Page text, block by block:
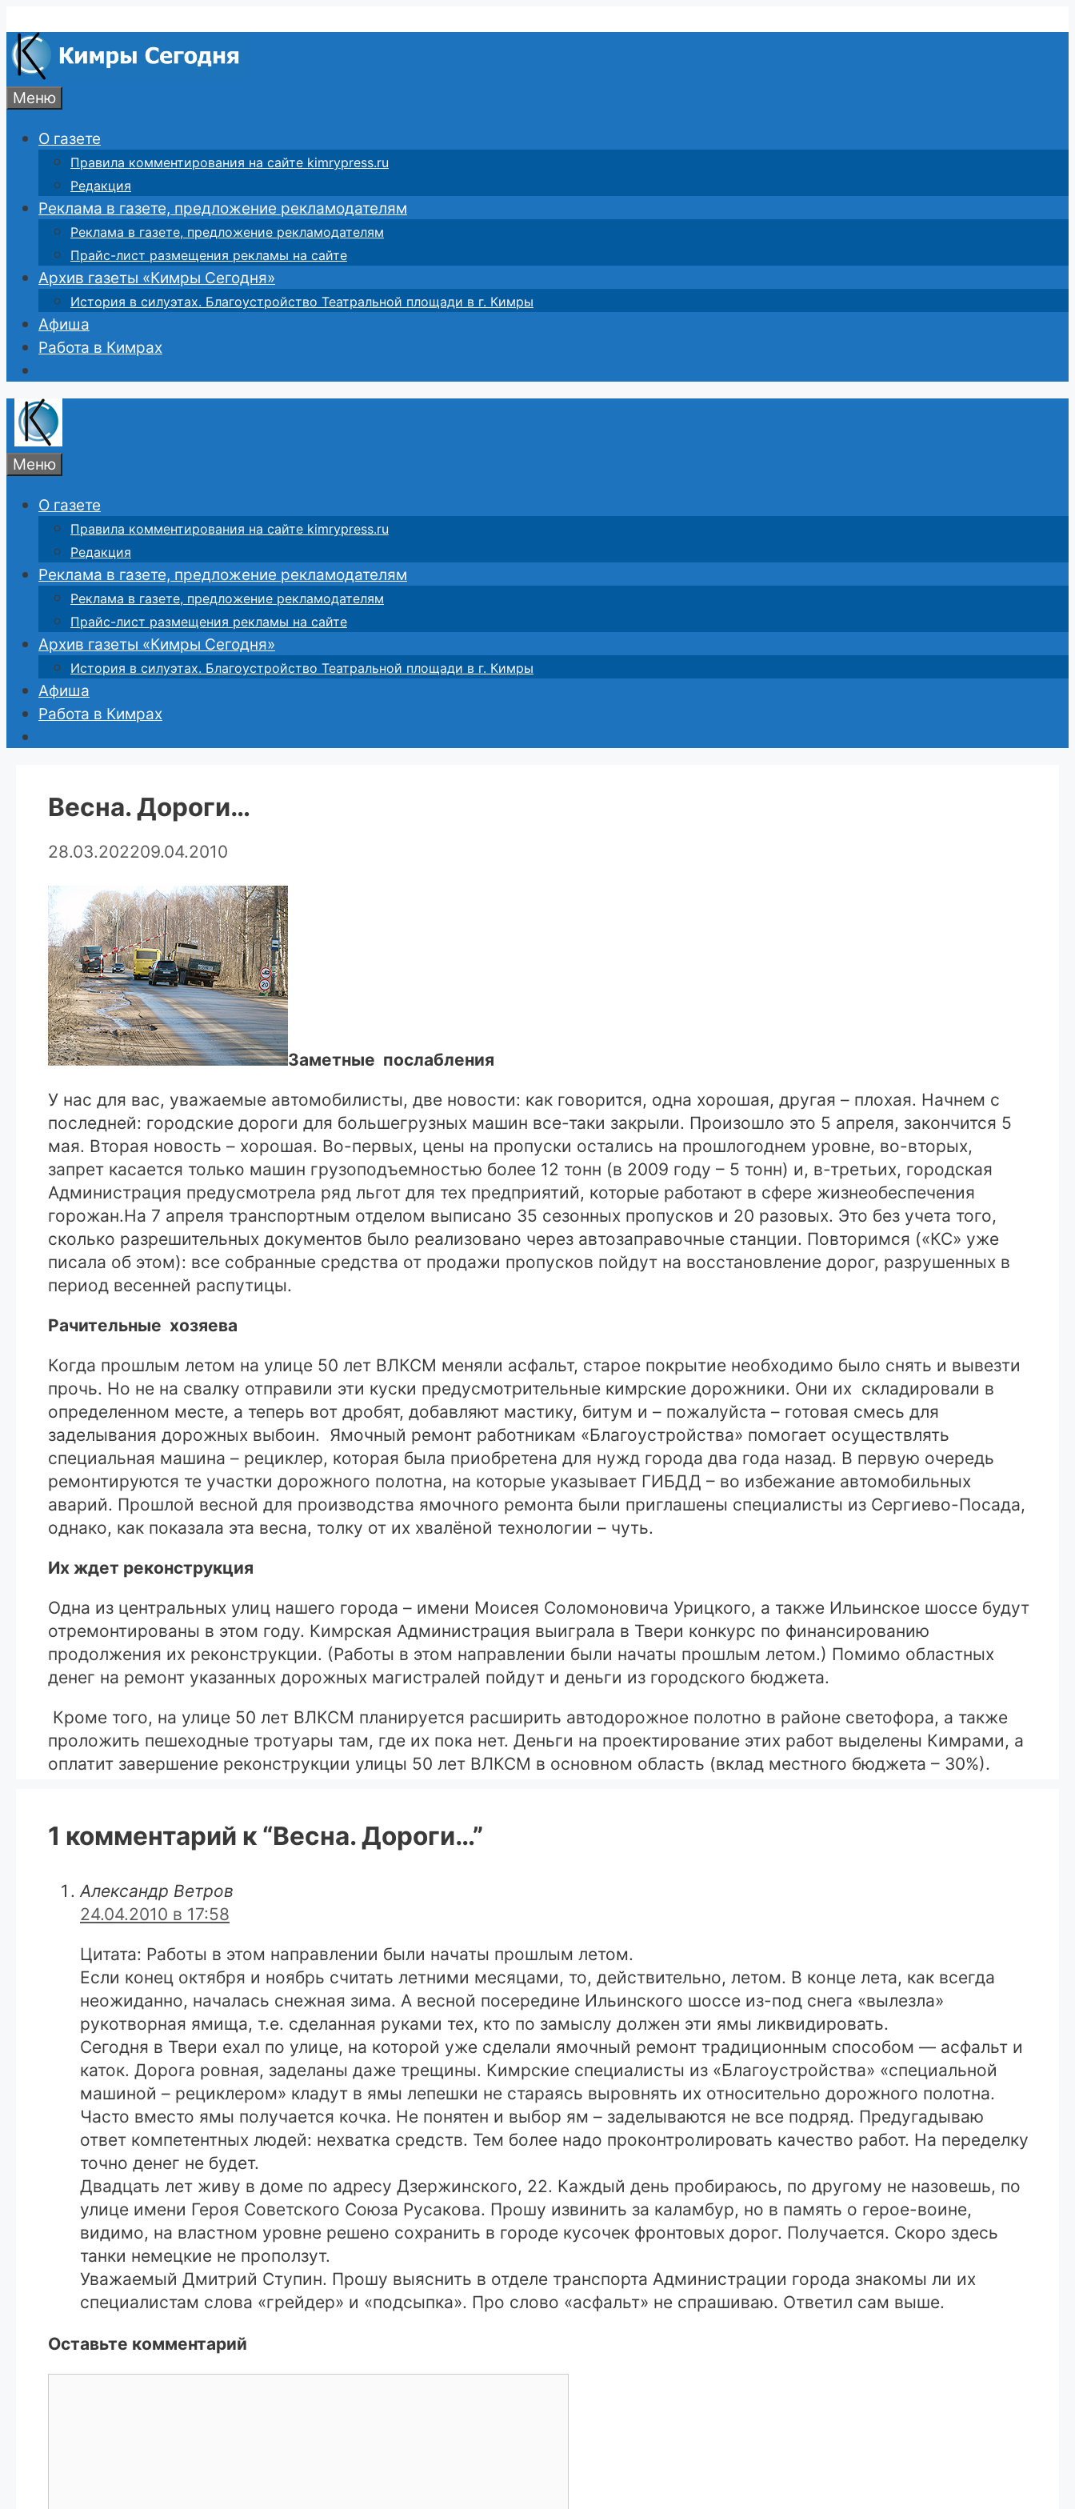
к
содержимому
Меню
О газете
Правила комментирования на сайте kimrypress.ru
Редакция
Реклама в газете, предложение рекламодателям
Реклама в газете, предложение рекламодателям
Прайс-лист размещения рекламы на сайте
Архив газеты «Кимры Сегодня»
История в силуэтах. Благоустройство Театральной площади в г. Кимры
Афиша
Работа в Кимрах
Меню
О газете
Правила комментирования на сайте kimrypress.ru
Редакция
Реклама в газете, предложение рекламодателям
Реклама в газете, предложение рекламодателям
Прайс-лист размещения рекламы на сайте
Архив газеты «Кимры Сегодня»
История в силуэтах. Благоустройство Театральной площади в г. Кимры
Афиша
Работа в Кимрах
Весна. Дороги…
28.03.202209.04.2010
Заметные послабления
У нас для вас, уважаемые автомобилисты, две новости: как говорится, одна хорошая, другая – плохая. Начнем с
последней: городские дороги для большегрузных машин все-таки закрыли. Произошло это 5 апреля, закончится 5
мая. Вторая новость – хорошая. Во-первых, цены на пропуски остались на прошлогоднем уровне, во-вторых,
запрет касается только машин грузоподъемностью более 12 тонн (в 2009 году – 5 тонн) и, в-третьих, городская
Администрация предусмотрела ряд льгот для тех предприятий, которые работают в сфере жизнеобеспечения
горожан.На 7 апреля транспортным отделом выписано 35 сезонных пропусков и 20 разовых. Это без учета того,
сколько разрешительных документов было реализовано через автозаправочные станции. Повторимся («КС» уже
писала об этом): все собранные средства от продажи пропусков пойдут на восстановление дорог, разрушенных в
период весенней распутицы.
Рачительные хозяева
Когда прошлым летом на улице 50 лет ВЛКСМ меняли асфальт, старое покрытие необходимо было снять и вывезти
прочь. Но не на свалку отправили эти куски предусмотрительные кимрские дорожники. Они их складировали в
определенном месте, а теперь вот дробят, добавляют мастику, битум и – пожалуйста – готовая смесь для
заделывания дорожных выбоин. Ямочный ремонт работникам «Благоустройства» помогает осуществлять
специальная машина – рециклер, которая была приобретена для нужд города два года назад. В первую очередь
ремонтируются те участки дорожного полотна, на которые указывает ГИБДД – во избежание автомобильных
аварий. Прошлой весной для производства ямочного ремонта были приглашены специалисты из Сергиево-Посада,
однако, как показала эта весна, толку от их хвалёной технологии – чуть.
Их ждет реконструкция
Одна из центральных улиц нашего города – имени Моисея Соломоновича Урицкого, а также Ильинское шоссе будут
отремонтированы в этом году. Кимрская Администрация выиграла в Твери конкурс по финансированию
продолжения их реконструкции. (Работы в этом направлении были начаты прошлым летом.) Помимо областных
денег на ремонт указанных дорожных магистралей пойдут и деньги из городского бюджета.
Кроме того, на улице 50 лет ВЛКСМ планируется расширить автодорожное полотно в районе светофора, а также
проложить пешеходные тротуары там, где их пока нет. Деньги на проектирование этих работ выделены Кимрами, а
оплатит завершение реконструкции улицы 50 лет ВЛКСМ в основном область (вклад местного бюджета – 30%).
1 комментарий к “Весна. Дороги…”
Александр Ветров
24.04.2010 в 17:58
Цитата: Работы в этом направлении были начаты прошлым летом.
Если конец октября и ноябрь считать летними месяцами, то, действительно, летом. В конце лета, как всегда
неожиданно, началась снежная зима. А весной посередине Ильинского шоссе из-под снега «вылезла»
рукотворная ямища, т.е. сделанная руками тех, кто по замыслу должен эти ямы ликвидировать.
Сегодня в Твери ехал по улице, на которой уже сделали ямочный ремонт традиционным способом — асфальт и
каток. Дорога ровная, заделаны даже трещины. Кимрские специалисты из «Благоустройства» «специальной
машиной – рециклером» кладут в ямы лепешки не стараясь выровнять их относительно дорожного полотна.
Часто вместо ямы получается кочка. Не понятен и выбор ям – заделываются не все подряд. Предугадываю
ответ компетентных людей: нехватка средств. Тем более надо проконтролировать качество работ. На переделку
точно денег не будет.
Двадцать лет живу в доме по адресу Дзержинского, 22. Каждый день пробираюсь, по другому не назовешь, по
улице имени Героя Советского Союза Русакова. Прошу извинить за каламбур, но в память о герое-воине,
видимо, на властном уровне решено сохранить в городе кусочек фронтовых дорог. Получается. Скоро здесь
танки немецкие не проползут.
Уважаемый Дмитрий Ступин. Прошу выяснить в отделе транспорта Администрации города знакомы ли их
специалистам слова «грейдер» и «подсыпка». Про слово «асфальт» не спрашиваю. Ответил сам выше.
Оставьте комментарий